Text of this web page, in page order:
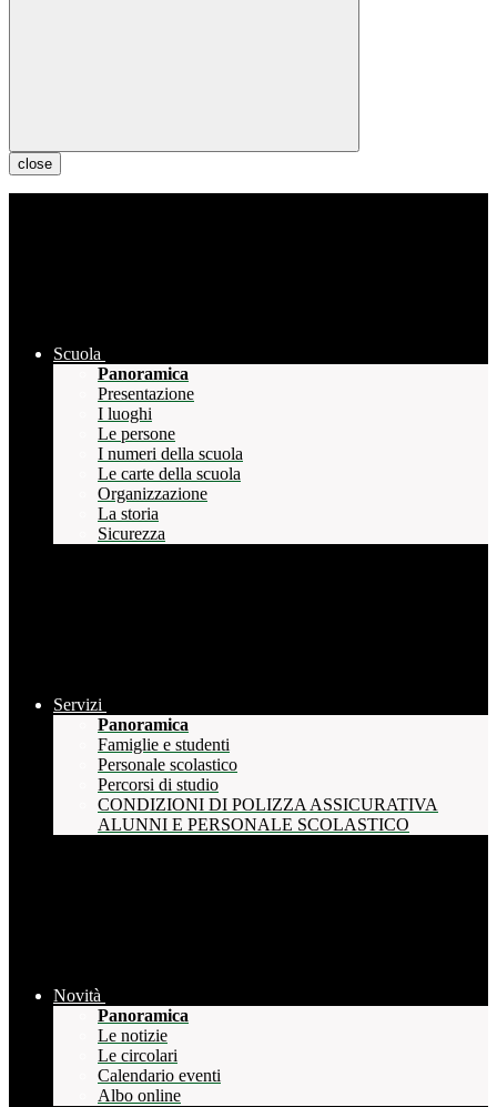
close
Scuola
Panoramica
Presentazione
I luoghi
Le persone
I numeri della scuola
Le carte della scuola
Organizzazione
La storia
Sicurezza
Servizi
Panoramica
Famiglie e studenti
Personale scolastico
Percorsi di studio
CONDIZIONI DI POLIZZA ASSICURATIVA
ALUNNI E PERSONALE SCOLASTICO
Novità
Panoramica
Le notizie
Le circolari
Calendario eventi
Albo online